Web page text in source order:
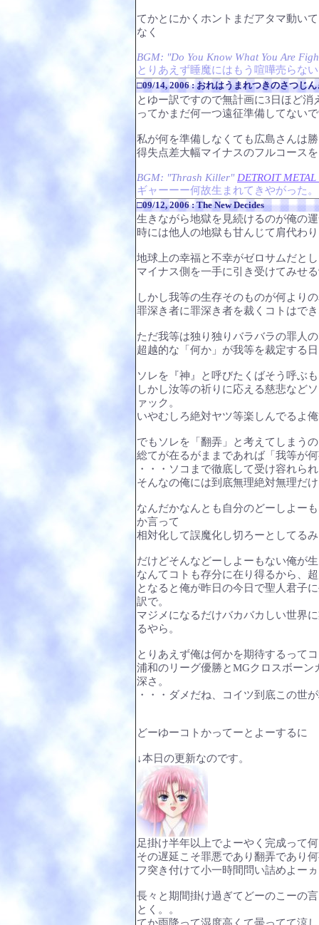
てかとにかくホントまだアタマ動い
なく
BGM: "Do You Know What You Are
とりあえず睡魔にはもう喧嘩売らな
□09/14, 2006 : おれはうまれつきのさつじん
とゆー訳ですので無計画に3日ほど消
ってかまだ何一つ遠征準備してない
私が何を準備しなくても広島さんは
得失点差大幅マイナスのフルコース
BGM: "Thrash Killer" DETROIT METAL
ギャーーー何故生まれてきやがった。
□09/12, 2006 : The New Decides
生きながら地獄を見続けるのが俺の
時には他人の地獄も甘んじて肩代わ
地球上の幸福と不幸がゼロサムだと
マイナス側を一手に引き受けてみせ
しかし我等の生存そのものが何より
罪深き者に罪深き者を裁くコトはで
ただ我等は独り独りバラバラの罪人
超越的な「何か」が我等を裁定する
ソレを『神』と呼びたくばそう呼ぶ
しかし汝等の祈りに応える慈悲など
ァック。
いやむしろ絶対ヤツ等楽しんでるよ
でもソレを「翻弄」と考えてしまう
総てが在るがままであれば「我等が
・・・ソコまで徹底して受け容れら
そんなの俺には到底無理絶対無理だ
なんだかなんとも自分のどーしよー
か言って
相対化して誤魔化し切ろーとしてる
だけどそんなどーしよーもない俺が
なんてコトも存分に在り得るから、
となると俺が昨日の今日で聖人君子
訳で。
マジメになるだけバカバカしい世界
るやら。
とりあえず俺は何かを期待するって
浦和のリーグ優勝とMGクロスボー
深さ。
・・・ダメだね、コイツ到底この世
どーゆーコトかってーとよーするに
↓本日の更新なのです。
足掛け半年以上でよーやく完成って
その遅延こそ罪悪であり翻弄であり
フ突き付けて小一時間問い詰めよー
長々と期間掛け過ぎてどーのこーの
とく。。